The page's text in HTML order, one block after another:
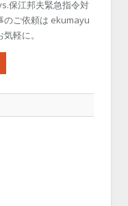
保江邦夫緊急指令対
のご依頼は ekumayu
軽に。